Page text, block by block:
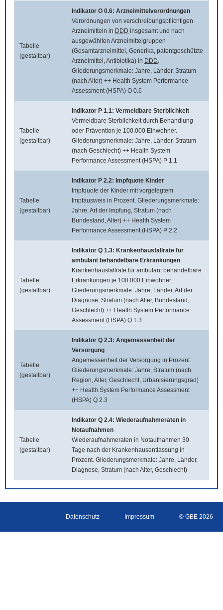
Tabelle
(gestaltbar)
Indikator O 0.6: Arzneimittelverordnungen
Verordnungen von verschreibungspflichtigen
Arzneimitteln in DDD insgesamt und nach
ausgewählten Arzneimittelgruppen
(Gesamtarzneimittel, Generika, patentgeschützte
Arzneimittel, Antibiotika) in DDD.
Gliederungsmerkmale: Jahre, Länder, Stratum
(nach Alter) ++ Health System Performance
Assessment (HSPA) O 0.6
Tabelle
(gestaltbar)
Indikator P 1.1: Vermeidbare Sterblichkeit
Vermeidbare Sterblichkeit durch Behandlung
oder Prävention je 100.000 Einwohner.
Gliederungsmerkmale: Jahre, Länder, Stratum
(nach Geschlecht) ++ Health System
Performance Assessment (HSPA) P 1.1
Tabelle
(gestaltbar)
Indikator P 2.2: Impfquote Kinder
Impfquote der Kinder mit vorgelegtem
Impfausweis in Prozent. Gliederungsmerkmale:
Jahre, Art der Impfung, Stratum (nach
Bundesland, Alter) ++ Health System
Performance Assessment (HSPA) P 2.2
Tabelle
(gestaltbar)
Indikator Q 1.3: Krankenhausfallrate für
ambulant behandelbare Erkrankungen
Krankenhausfallrate für ambulant behandelbare
Erkrankungen je 100.000 Einwohner.
Gliederungsmerkmale: Jahre, Länder, Art der
Diagnose, Stratum (nach Alter, Bundesland,
Geschlecht) ++ Health System Performance
Assessment (HSPA) Q 1.3
Tabelle
(gestaltbar)
Indikator Q 2.3: Angemessenheit der
Versorgung
Angemessenheit der Versorgung in Prozent:
Gliederungsmerkmale: Jahre, Stratum (nach
Region, Alter, Geschlecht, Urbanisierungsgrad)
++ Health System Performance Assessment
(HSPA) Q 2.3
Tabelle
(gestaltbar)
Indikator Q 2.4: Wiederaufnahmeraten in
Notaufnahmen
Wiederaufnahmeraten in Notaufnahmen 30
Tage nach der Krankenhausentlassung in
Prozent. Gliederungsmerkmale: Jahre, Länder,
Diagnose, Stratum (nach Alter, Geschlecht)
Datenschutz Impressum © GBE 2026